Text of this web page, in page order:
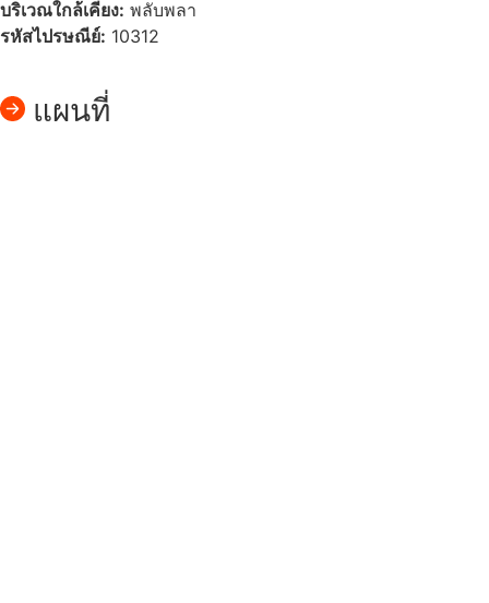
บริเวณใกล้เคียง: พลับพลา
รหัสไปรษณีย์: 10312
แผนที่